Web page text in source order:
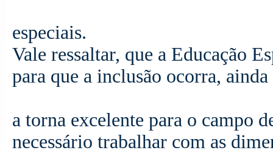
especiais.
Vale ressaltar, que a Educação
para que a inclusão ocorra,
a torna excelente para o campo
necessário trabalhar com as